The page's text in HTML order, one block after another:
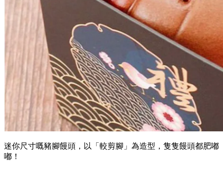
迷你尺寸嘅豬腳饅頭，以「較剪腳」為造型，隻隻饅頭都肥嘟
嘟！